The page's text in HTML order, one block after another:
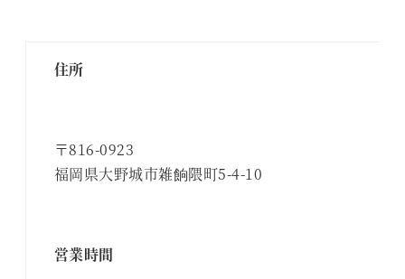
住所
〒816-0923
福岡県大野城市雑餉隈町5-4-10
営業時間